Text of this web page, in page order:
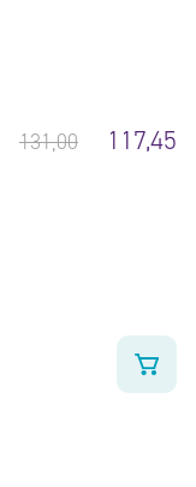
131,00 117,45